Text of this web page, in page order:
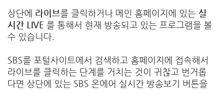
상단에 라이브를 클릭하거나 메인 홈페이지에 있는 실
시간 LIVE 를 통해서 현재 방송되고 있는 프로그램을 볼
수 있습니다.
SBS를 포털사이트에서 검색하고 홈페이지에 접속해서
라이브를 클릭하는 단계를 거치는 것이 귀찮고 번거롭
다면 상단에 있는 SBS 온에어 실시간 방송보기 버튼을